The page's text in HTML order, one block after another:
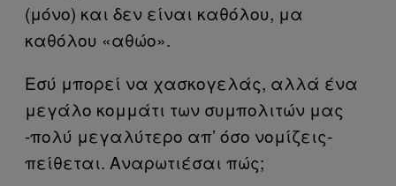
(μόνο) και δεν είναι καθόλου, μα
καθόλου «αθώο».
Εσύ μπορεί να χασκογελάς, αλλά ένα
μεγάλο κομμάτι των συμπολιτών μας
-πολύ μεγαλύτερο απ’ όσο νομίζεις-
πείθεται. Αναρωτιέσαι πώς;